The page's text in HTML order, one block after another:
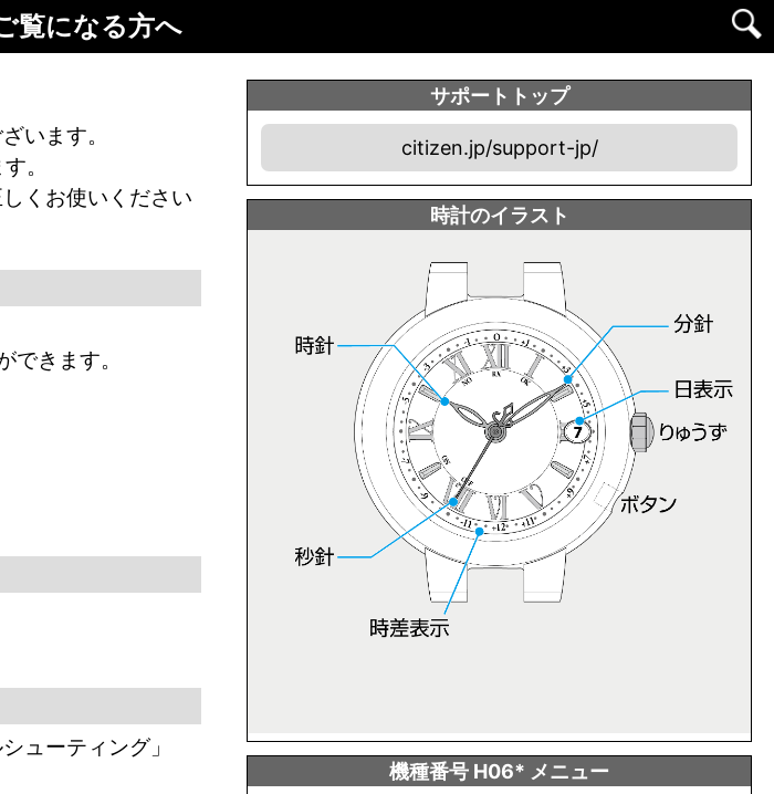
覧になる方へ
サポートトップ
citizen.jp/support-jp/
時計のイラスト
機種番号 H06* メニュー
います。
。
くお使いください
きます。
ューティング」